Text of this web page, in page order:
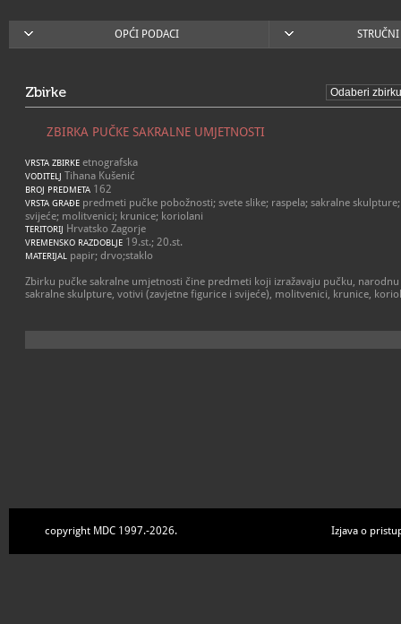
OPĆI PODACI
Zbirke
ZBIRKA PUČKE SAKRALNE UMJETNOSTI
VRSTA ZBIRKE etnografska
VODITELJ Tihana Kušenić
BROJ PREDMETA 162
VRSTA GRAĐE predmeti pučke pobožnosti; svete slike; raspela; sakralne
svijeće; molitvenici; krunice; koriolani
TERITORIJ Hrvatsko Zagorje
VREMENSKO RAZDOBLJE 19.st.; 20.st.
MATERIJAL papir; drvo;staklo
Zbirku pučke sakralne umjetnosti čine predmeti koji izražavaju pučku, narodnu
sakralne skulpture, votivi (zavjetne figurice i svijeće), molitvenici, krunice,
copyright MDC 1997.-2026. Izjava o